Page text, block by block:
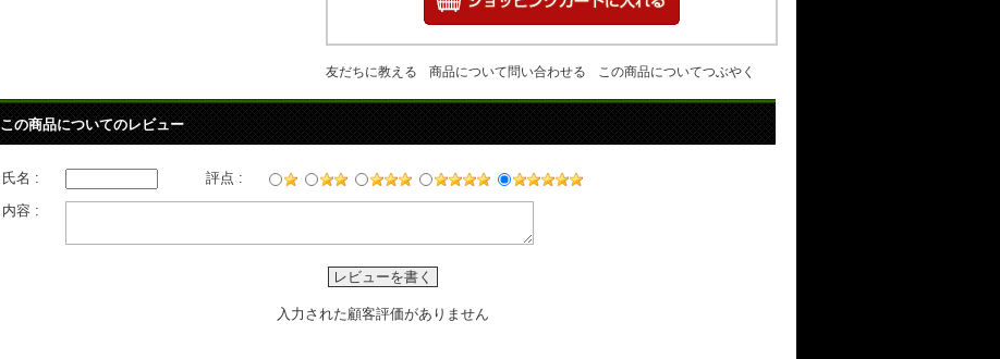
友だちに教える 商品について問い合わせる この商品についてつぶやく
この商品についてのレビュー
氏名 :
評点 :
内容 :
レビューを書く
入力された顧客評価がありません